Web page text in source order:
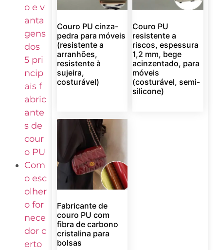
o e v
anta
gens
dos
5 pri
ncip
ais f
abric
ante
s de
cour
o PU
Com
o esc
olher
o for
nece
dor c
erto
Couro PU cinza-
pedra para móveis
(resistente a
arranhões,
resistente à
sujeira,
costurável)
Couro PU
resistente a
riscos, espessura
1,2 mm, bege
acinzentado, para
móveis
(costurável, semi-
silicone)
Fabricante de
couro PU com
fibra de carbono
cristalina para
bolsas